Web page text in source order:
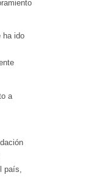
ha ido
a
país,